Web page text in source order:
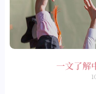
一文了解